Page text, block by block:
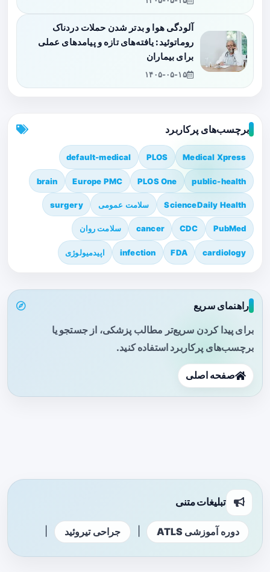
آلودگی هوا و بدتر شدن حملات دردناک
روماتوئید: یافته‌های تازه و پیامدهای عملی
برای بیماران
۱۴۰۵-۰۵-۱۵
برچسب‌های پرکاربرد
Medical Xpress
PLOS
default-medical
public-health
PLOS One
Europe PMC
brain
ScienceDaily Health سلامت عمومی surgery
PubMed
CDC
cancer سلامت روان
cardiology
FDA
infection اپیدمیولوژی
راهنمای سریع
برای پیدا کردن سریع‌تر مطالب پزشکی، از جستجو یا
برچسب‌های پرکاربرد استفاده کنید.
صفحه اصلی
تبلیغات متنی
دوره آموزشی ATLS جراحی تیروئید